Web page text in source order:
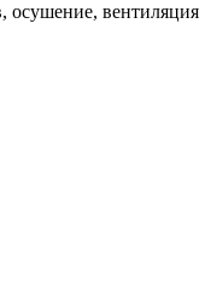
осушение, вентиляция